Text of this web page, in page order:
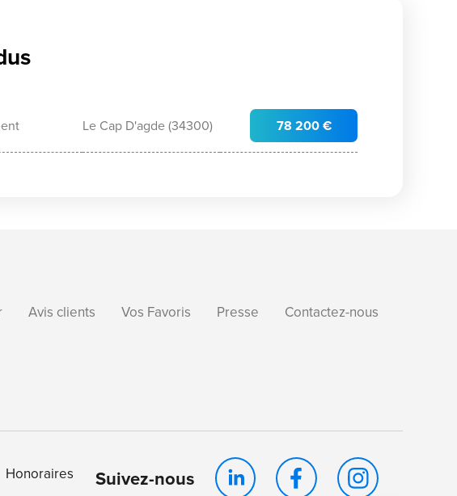
Le Cap D'agde (34300) 78 200 €
Avis clients Vos Favoris Presse Contactez-nous
Honoraires Suivez-nous